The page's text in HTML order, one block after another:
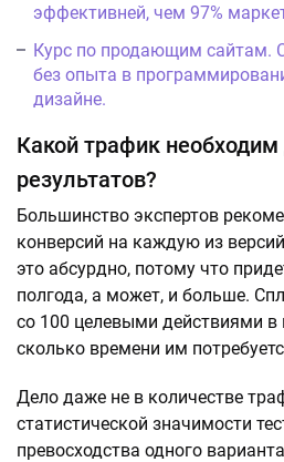
эффективней, чем 97%
Курс по продающим сайтам.
без опыта в
дизайне.
Какой трафик
результатов?
Большинство экспертов
конверсий на каждую из
это абсурдно, потому что
полгода, а может, и больше.
со 100 целевыми действиями в
сколько времени им
Дело даже не в количестве
статистической значимости
превосходства одного